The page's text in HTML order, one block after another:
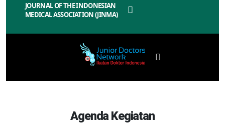
JOURNAL OF THE INDONESIAN
MEDICAL ASSOCIATION (JINMA)
Agenda Kegiatan